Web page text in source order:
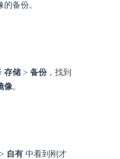
备份。
存储 > 备份，找到
像 。
> 自有 中看到刚才